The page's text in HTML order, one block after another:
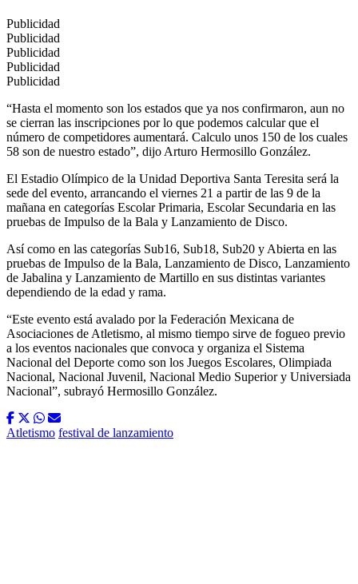
Publicidad
Publicidad
Publicidad
Publicidad
Publicidad
“Hasta el momento son los estados que ya nos confirmaron, aun no
se cierran las inscripciones por lo que podemos calcular que el
número de competidores aumentará. Calculo unos 150 de los cuales
58 son de nuestro estado”, dijo Arturo Hermosillo González.
El Estadio Olímpico de la Unidad Deportiva Santa Teresita será la
sede del evento, arrancando el viernes 21 a partir de las 9 de la
mañana en categorías Escolar Primaria, Escolar Secundaria en las
pruebas de Impulso de la Bala y Lanzamiento de Disco.
Así como en las categorías Sub16, Sub18, Sub20 y Abierta en las
pruebas de Impulso de la Bala, Lanzamiento de Disco, Lanzamiento
de Jabalina y Lanzamiento de Martillo en sus distintas variantes
dependiendo de la edad y rama.
“Este evento está avalado por la Federación Mexicana de
Asociaciones de Atletismo, al mismo tiempo sirve de fogueo previo
a los eventos nacionales que convoca y organiza el Sistema
Nacional del Deporte como son los Juegos Escolares, Olimpiada
Nacional, Nacional Juvenil, Nacional Medio Superior y Universiada
Nacional”, subrayó Hermosillo González.
Atletismo festival de lanzamiento